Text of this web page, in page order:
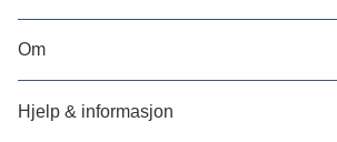
Om
Hjelp & informasjon